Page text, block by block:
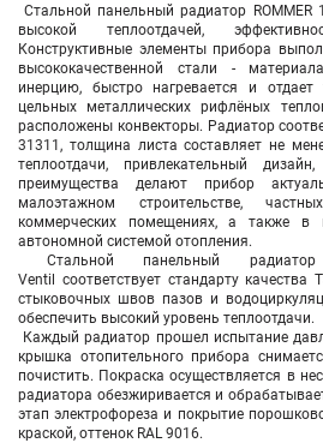
Стальной панельный радиатор
высокой теплоотдачей,
Конструктивные элементы прибора
высококачественной стали -
инерцию, быстро нагревается и
цельных металлических рифлёных
расположены конвекторы. Радиатор
31311, толщина листа составляет не
теплоотдачи, привлекательный
преимущества делают прибор
малоэтажном строительстве,
коммерческих помещениях, а также в
автономной системой отопления.
Стальной панельный радиатор
Ventil соответствует стандарту качества
стыковочных швов пазов и
обеспечить высокий уровень теплоотдачи.
Каждый радиатор прошел испытание
крышка отопительного прибора
почистить. Покраска осуществляется в
радиатора обезжиривается и
этап электрофореза и покрытие
краской, оттенок RAL 9016.